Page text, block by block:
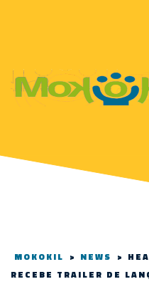
MOKOKIL > NEWS >
RECEBE TRAILER DE